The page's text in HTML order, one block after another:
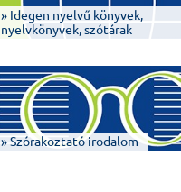
» Idegen nyelvű könyvek,
nyelvkönyvek, szótárak
» Szórakoztató irodalom